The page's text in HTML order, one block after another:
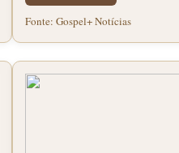
Fonte: Gospel+ Notícias